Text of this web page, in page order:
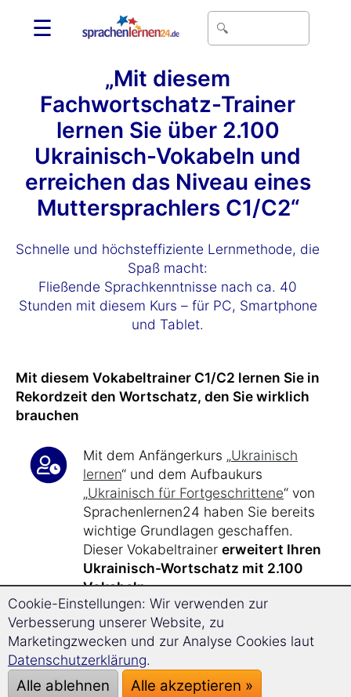
☰
„Mit diesem
Fachwortschatz-Trainer
lernen Sie über 2.100
Ukrainisch-Vokabeln und
erreichen das Niveau eines
Muttersprachlers C1/C2“
Schnelle und höchsteffiziente Lernmethode, die
Spaß macht:
Fließende Sprachkenntnisse nach ca. 40
Stunden mit diesem Kurs – für PC, Smartphone
und Tablet.
Mit diesem Vokabeltrainer C1/C2 lernen Sie in
Rekordzeit den Wortschatz, den Sie wirklich
brauchen
Mit dem Anfängerkurs „Ukrainisch
lernen“ und dem Aufbaukurs
„Ukrainisch für Fortgeschrittene“ von
Sprachenlernen24 haben Sie bereits
wichtige Grundlagen geschaffen.
Dieser Vokabeltrainer erweitert Ihren
Ukrainisch-Wortschatz mit 2.100
Vokabeln.
Bei nur17 Minuten Lernzeit
lernen Sie effizient und zielgerichtet.
Nach etwa40 Stunden Lernzeit mit
diesem Kurs, aufbauend auf dem
Cookie-Einstellungen: Wir verwenden zur
Verbesserung unserer Website, zu
Marketingzwecken und zur Analyse Cookies laut
Datenschutzerklärung.
Alle ablehnen Alle akzeptieren »